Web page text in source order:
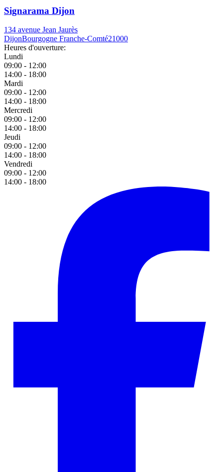
Signarama Dijon
134 avenue Jean Jaurès
DijonBourgogne Franche-Comté21000
Heures d'ouverture:
Lundi
09:00 - 12:00
14:00 - 18:00
Mardi
09:00 - 12:00
14:00 - 18:00
Mercredi
09:00 - 12:00
14:00 - 18:00
Jeudi
09:00 - 12:00
14:00 - 18:00
Vendredi
09:00 - 12:00
14:00 - 18:00